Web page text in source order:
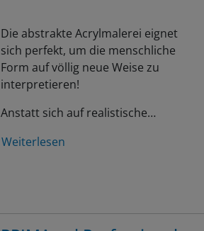
Die abstrakte Acrylmalerei eignet
sich perfekt, um die menschliche
Form auf völlig neue Weise zu
interpretieren!
Anstatt sich auf realistische…
Weiterlesen